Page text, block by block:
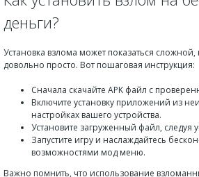
деньги?
Установка взлома может показаться
довольно просто. Вот пошаговая инструкция:
Сначала скачайте APK файл с
Включите установку приложений из
настройках вашего устройства.
Установите загруженный файл, следуя
Запустите игру и наслаждайтесь
возможностями мод меню.
Важно помнить, что использование